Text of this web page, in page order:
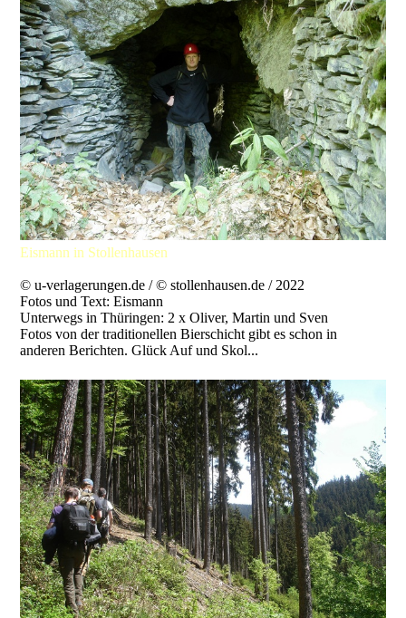
Eismann in Stollenhausen
© u-verlagerungen.de / © stollenhausen.de / 2022
Fotos und Text: Eismann
Unterwegs in Thüringen: 2 x Oliver, Martin und Sven
Fotos von der traditionellen Bierschicht gibt es schon in
anderen Berichten. Glück Auf und Skol...